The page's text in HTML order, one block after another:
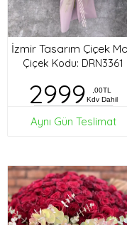
Çiçek Kodu: DRN3361
2999
,00TL
Kdv Dahil
Aynı Gün Teslimat